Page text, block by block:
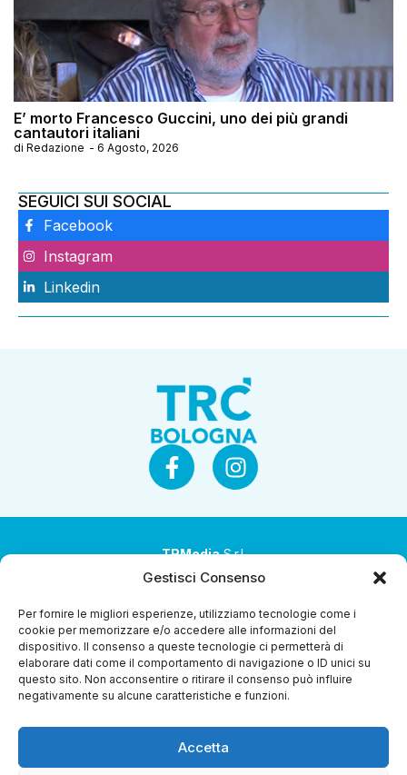
Gestisci Consenso
Per fornire le migliori esperienze, utilizziamo tecnologie come i
cookie per memorizzare e/o accedere alle informazioni del
dispositivo. Il consenso a queste tecnologie ci permetterà di
elaborare dati come il comportamento di navigazione o ID unici su
questo sito. Non acconsentire o ritirare il consenso può influire
negativamente su alcune caratteristiche e funzioni.
Accetta
E’ morto Francesco Guccini, uno dei più grandi
cantautori italiani
di Redazione - 6 Agosto, 2026
SEGUICI SUI SOCIAL
Facebook
Instagram
Linkedin
TRMediaS.r.l.
Società a socio unico
Società sottoposta ad attività di direzione e
coordinamento da parte di Coop Alleanza 3.0 Soc. Coop.
Sede legale: via Ragazzi del ’99 nr. 51 42124 Reggio Emilia
(RE)
Capitale sociale € 1.040.000 i.v.